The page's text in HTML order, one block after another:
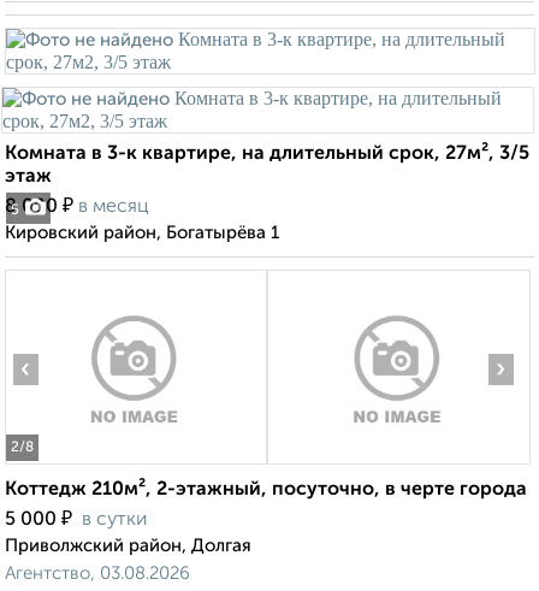
5
Комната в 3-к квартире, на длительный срок, 27м², 3/5
этаж
8 000 ₽ в месяц
Кировский район, Богатырёва 1
2/8
‹ ›
Коттедж 210м², 2-этажный, посуточно, в черте города
5 000 ₽ в сутки
Приволжский район, Долгая
Агентство, 03.08.2026